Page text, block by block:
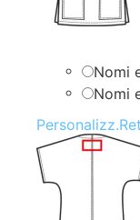
Nomi
Nomi